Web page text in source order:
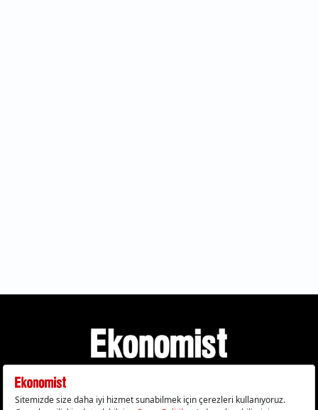
Gizlilik Politikası Çerez Politikası Çerezleri Sıfırla